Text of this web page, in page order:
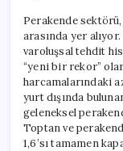
Perakende
arasında yer
varoluşsal tehdit
“yeni bir rekor”
harcamalarındaki
yurt dışında
geleneksel
Toptan ve
1,6’sı tamamen